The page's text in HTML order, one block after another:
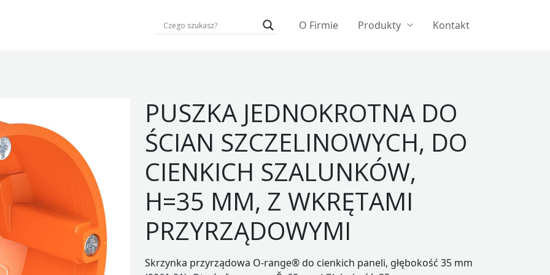
O Firmie Produkty Kontakt
PUSZKA JEDNOKROTNA DO
ŚCIAN SZCZELINOWYCH, DO
CIENKICH SZALUNKÓW,
H=35 MM, Z WKRĘTAMI
PRZYRZĄDOWYMI
Skrzynka przyrządowa O-range® do cienkich paneli, głębokość 35 mm